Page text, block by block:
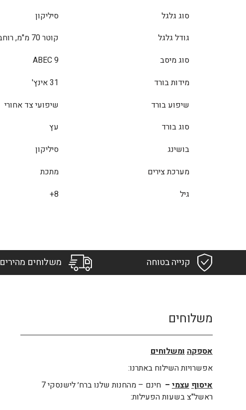
סוג גלגל
סיליקון
גודל גלגל
קוטר 70 מ"מ, רוחב 50 מ"מ
סוג מיסב
ABEC 9
מידות בורד
31 אינץ'
שיפוע בורד
שיפועי צד אחורי
סוג בורד
עץ
בושינג
סיליקון
מערכת צירים
מתכת
גיל
8+
קנייה בטוחה משלוחים מהירים
משלוחים
אספקה ומשלוחים
אפשרויות השילוח באתרנו:
איסוף עצמי –
חינם – מהחנות שלנו ברח׳ לישנסקי 7
ראשל"צ בשעות הפעילות: